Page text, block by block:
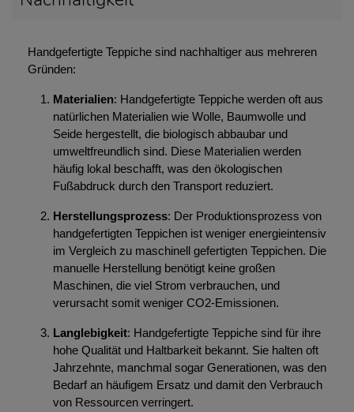
Handgefertigte Teppiche sind nachhaltiger aus mehreren
Gründen:
Materialien: Handgefertigte Teppiche werden oft aus
natürlichen Materialien wie Wolle, Baumwolle und
Seide hergestellt, die biologisch abbaubar und
umweltfreundlich sind. Diese Materialien werden
häufig lokal beschafft, was den ökologischen
Fußabdruck durch den Transport reduziert.
Herstellungsprozess: Der Produktionsprozess von
handgefertigten Teppichen ist weniger energieintensiv
im Vergleich zu maschinell gefertigten Teppichen. Die
manuelle Herstellung benötigt keine großen
Maschinen, die viel Strom verbrauchen, und
verursacht somit weniger CO2-Emissionen.
Langlebigkeit: Handgefertigte Teppiche sind für ihre
hohe Qualität und Haltbarkeit bekannt. Sie halten oft
Jahrzehnte, manchmal sogar Generationen, was den
Bedarf an häufigem Ersatz und damit den Verbrauch
von Ressourcen verringert.